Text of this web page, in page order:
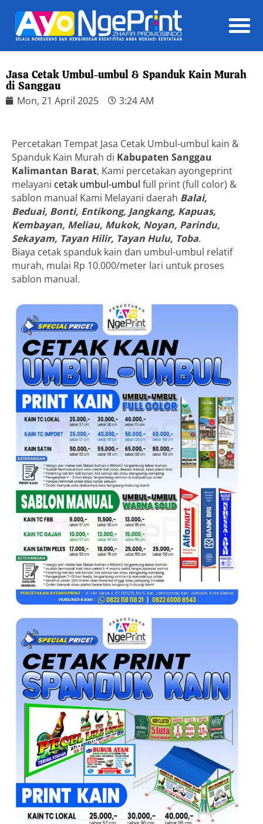
Jasa Cetak Umbul-umbul & Spanduk Kain Murah
di Sanggau
Mon, 21 April 2025 3:24 AM
Percetakan Tempat Jasa Cetak Umbul-umbul kain &
Spanduk Kain Murah di Kabupaten Sanggau
Kalimantan Barat, Kami percetakan ayongeprint
melayani cetak umbul-umbul full print (full color) &
sablon manual Kami Melayani daerah Balai,
Beduai, Bonti, Entikong, Jangkang, Kapuas,
Kembayan, Meliau, Mukok, Noyan, Parindu,
Sekayam, Tayan Hilir, Tayan Hulu, Toba.
Biaya cetak spanduk kain dan umbul-umbul relatif
murah, mulai Rp 10.000/meter lari untuk proses
sablon manual.